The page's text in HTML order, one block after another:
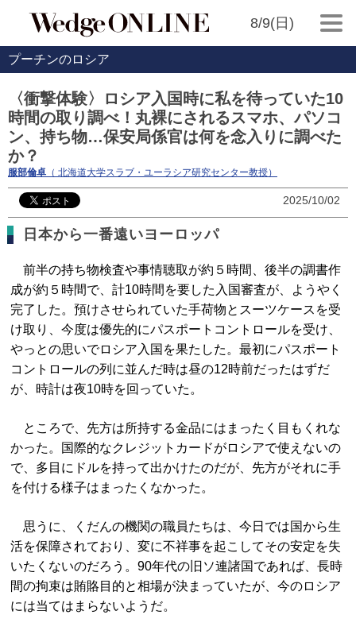
8/9(日)
プーチンのロシア
〈衝撃体験〉ロシア入国時に私を待っていた10
時間の取り調べ！丸裸にされるスマホ、パソコ
ン、持ち物…保安局係官は何を念入りに調べた
か？
服部倫卓 （ 北海道大学スラブ・ユーラシア研究センター教授）
2025/10/02
日本から一番遠いヨーロッパ
前半の持ち物検査や事情聴取が約５時間、後半の調書作
成が約５時間で、計10時間を要した入国審査が、ようやく
完了した。預けさせられていた手荷物とスーツケースを受
け取り、今度は優先的にパスポートコントロールを受け、
やっとの思いでロシア入国を果たした。最初にパスポート
コントロールの列に並んだ時は昼の12時前だったはずだ
が、時計は夜10時を回っていた。
ところで、先方は所持する金品にはまったく目もくれな
かった。国際的なクレジットカードがロシアで使えないの
で、多目にドルを持って出かけたのだが、先方がそれに手
を付ける様子はまったくなかった。
思うに、くだんの機関の職員たちは、今日では国から生
活を保障されており、変に不祥事を起こしてその安定を失
いたくないのだろう。90年代の旧ソ連諸国であれば、長時
間の拘束は賄賂目的と相場が決まっていたが、今のロシア
には当てはまらないようだ。